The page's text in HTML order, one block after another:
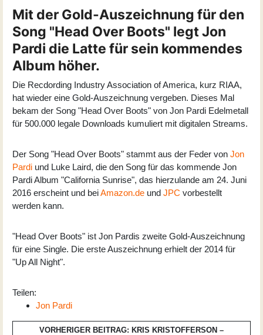
Mit der Gold-Auszeichnung für den
Song "Head Over Boots" legt Jon
Pardi die Latte für sein kommendes
Album höher.
Die Recdording Industry Association of America, kurz RIAA,
hat wieder eine Gold-Auszeichnung vergeben. Dieses Mal
bekam der Song "Head Over Boots" von Jon Pardi Edelmetall
für 500.000 legale Downloads kumuliert mit digitalen Streams.
Der Song "Head Over Boots" stammt aus der Feder von Jon
Pardi und Luke Laird, die den Song für das kommende Jon
Pardi Album "California Sunrise", das hierzulande am 24. Juni
2016 erscheint und beiAmazon.de und JPC vorbestellt
werden kann.
"Head Over Boots" ist Jon Pardis zweite Gold-Auszeichnung
für eine Single. Die erste Auszeichnung erhielt der 2014 für
"Up All Night".
Teilen:
Jon Pardi
VORHERIGER BEITRAG: KRIS KRISTOFFERSON –